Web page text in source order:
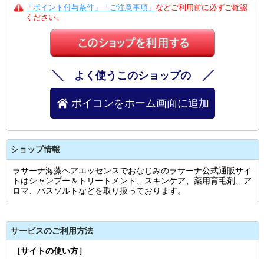
「ポイント付与条件」「ご注意事項」 などご利用前に必ずご確認
ください。
よく使うこのショップの
ポイコンをホーム画面に追加
ショップ情報
ラサーナ海藻ヘアエッセンスでおなじみのラサーナ公式通販サイ
トはシャンプー＆トリートメント、スキンケア、薬用育毛剤、ア
ロマ、バスソルトなどを取り扱っております。
サービスのご利用方法
［サイトの使い方］